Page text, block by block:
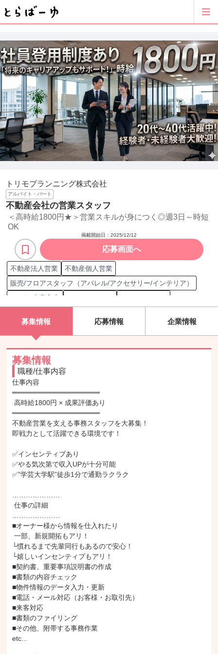
トリモプランニング株式会社
アルバイト・パート
不動産会社の営業スタッフ
＜高時給1800円★＞営業スキルが身につく◎週3日～時短
OK
掲載開始日： 2025/12/12
応募画面へ
不動産法人営業
不動産個人営業
販売/フロアスタッフ（アパレル/アクセサリー/インテリア）
データ/文字入力
MOS Outlook一般
宅地建物取引士
事務/受付職担当
一般事務
書類管理
契約書作成
アシスタント
電話対応
資料整理
募集情報 応募情報 企業情報
募集情報
職種/仕事内容
仕事内容
══════════════════
══════════════════
不動産営業を支える事務スタッフを大募集！
即戦力として活躍できる環境です！
✅インセンティブあり
✅やる気次第で収入UPが十分可能
✅”学芸大学駅”徒歩1分で通勤ラクラク
■オーナー様から情報を仕入れたり
└慣れるまで先輩同行もあるので安心！
└嬉しいインセンティブもアリ！
■契約書、重要事項説明書の作成
■書類の内容チェック
■物件情報のデータ入力・更新
■電話・メール対応（お客様・お取引先）
■来客対応
■書類のファイリング
■その他、附帯する事務作業
etc...